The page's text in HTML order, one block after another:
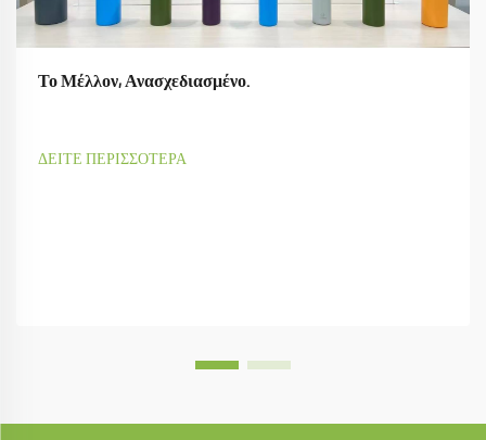
Το Μέλλον, Ανασχεδιασμένο.
ΔΕΙΤΕ ΠΕΡΙΣΣΟΤΕΡΑ